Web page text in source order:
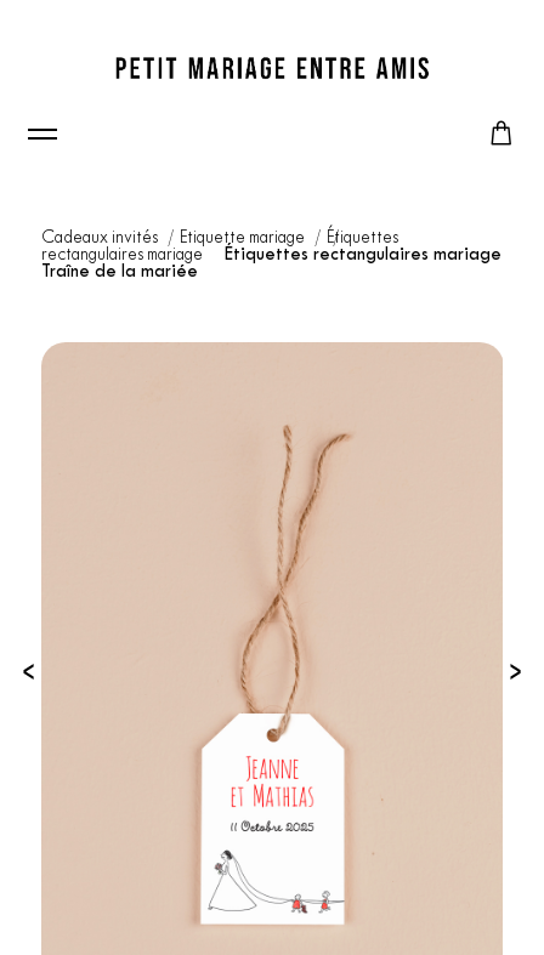
Cadeaux invités Etiquette mariage
Étiquettes
rectangulaires mariage
Étiquettes rectangulaires mariage
Traîne de la mariée
‹ ›